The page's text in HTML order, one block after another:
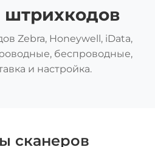
Zebra, Honeywell, iData,
беспроводные,
и настройка.
сканеров